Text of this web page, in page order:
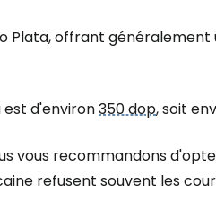
Plata, offrant
d'environ350 dop, soit
vous recommandons
refusent souvent les